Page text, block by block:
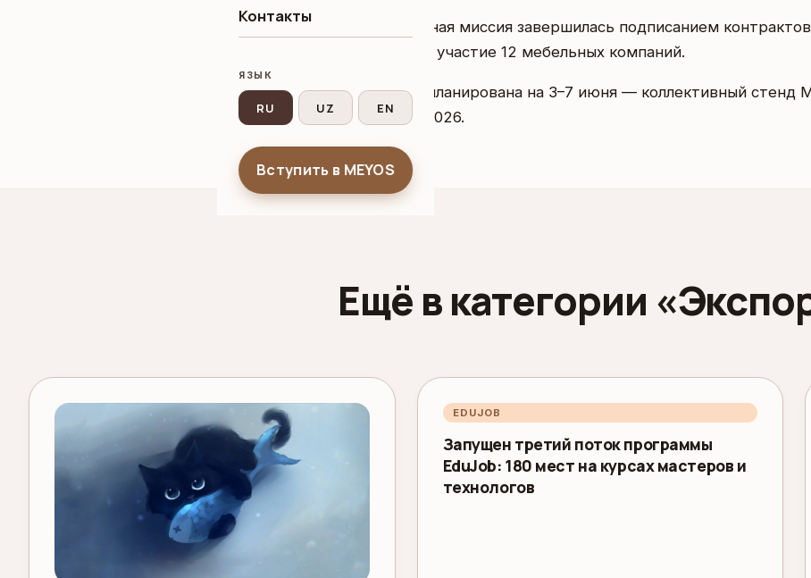
Контакты
ЯЗЫК
RU UZ EN
Вступить в MEYOS
Коллективная экспортная миссия завершилась подписанием
млн. В миссии приняли участие 12 мебельных компаний.
Следующая миссия запланирована на 3–7 июня — коллективный стенд
выставке Index Dubai 2026.
Ещё в категории
EDUJOB
Запущен третий поток программы
EduJob: 180 мест на курсах мастеров и
технологов